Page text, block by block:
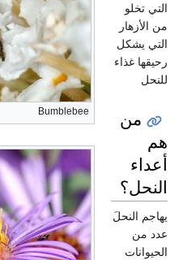
Bumblebee
التي تخلو
من الأزهار
التي يشكل
رحيقها غذاء
للنحل
من
هم
أعداء
النحل؟
يهاجم النحلَ
عدد من
الحيوانات